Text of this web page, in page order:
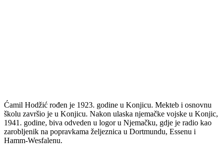
Ćamil Hodžić rođen je 1923. godine u Konjicu. Mekteb i osnovnu
školu završio je u Konjicu. Nakon ulaska njemačke vojske u Konjic,
1941. godine, biva odveden u logor u Njemačku, gdje je radio kao
zarobljenik na popravkama željeznica u Dortmundu, Essenu i
Hamm-Wesfalenu.